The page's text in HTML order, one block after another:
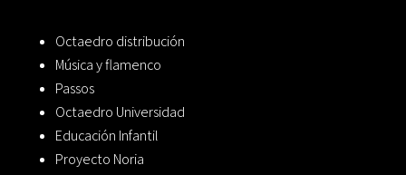
Octaedro distribución
Música y flamenco
Passos
Octaedro Universidad
Educación Infantil
Proyecto Noria